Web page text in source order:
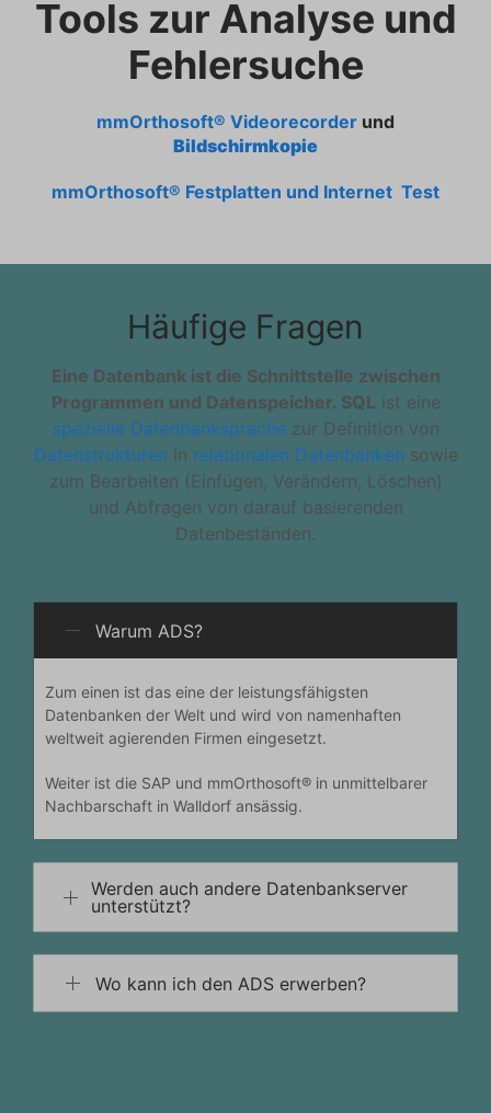
Tools zur Analyse und
Fehlersuche
mmOrthosoft® Videorecorder und
Bildschirmkopie
mmOrthosoft® Festplatten und Internet Test
Häufige Fragen
Eine Datenbank ist die Schnittstelle zwischen
Programmen und Datenspeicher. SQL ist eine
spezielle Datenbanksprachezur Definition von
Datenstrukturen in relationalen Datenbanken sowie
zum Bearbeiten (Einfügen, Verändern, Löschen)
und Abfragen von darauf basierenden
Datenbeständen.
Warum ADS?
Zum einen ist das eine der leistungsfähigsten
Datenbanken der Welt und wird von namenhaften
weltweit agierenden Firmen eingesetzt.
Weiter ist die SAP und mmOrthosoft® in unmittelbarer
Nachbarschaft in Walldorf ansässig.
Werden auch andere Datenbankserver
unterstützt?
Wo kann ich den ADS erwerben?